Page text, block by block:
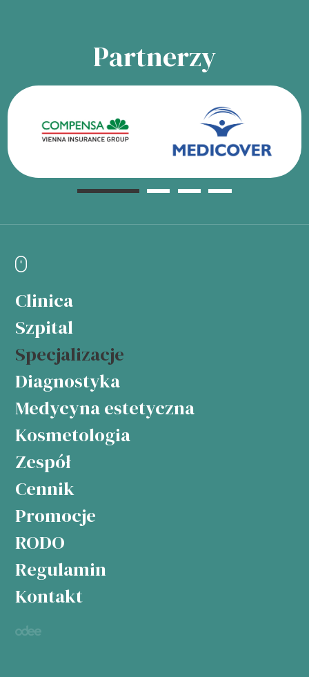
Partnerzy
Clinica
Szpital
Specjalizacje
Diagnostyka
Medycyna estetyczna
Kosmetologia
Zespół
Cennik
Promocje
RODO
Regulamin
Kontakt